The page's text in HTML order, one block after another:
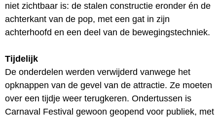
niet zichtbaar is: de stalen constructie eronder én de
achterkant van de pop, met een gat in zijn
achterhoofd en een deel van de bewegingstechniek.
Tijdelijk
De onderdelen werden verwijderd vanwege het
opknappen van de gevel van de attractie. Ze moeten
over een tijdje weer terugkeren. Ondertussen is
Carnaval Festival gewoon geopend voor publiek, met